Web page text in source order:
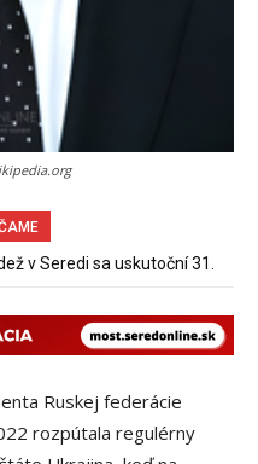
v Seredi sa uskutoční 31.
Ruskej federácie
rozpútala regulérny